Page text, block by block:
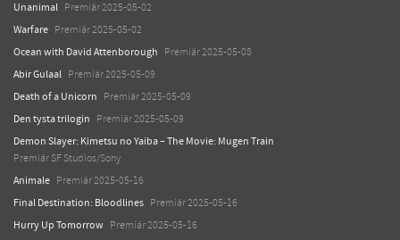
Unanimal Premiär 2025-05-02
Warfare Premiär 2025-05-02
Ocean with David Attenborough Premiär 2025-05-08
Abir Gulaal Premiär 2025-05-09
Death of a Unicorn Premiär 2025-05-09
Den tysta trilogin Premiär 2025-05-09
Demon Slayer: Kimetsu no Yaiba – The Movie: Mugen Train
Premiär SF Studios/Sony
Animale Premiär 2025-05-16
Final Destination: Bloodlines Premiär 2025-05-16
Hurry Up Tomorrow Premiär 2025-05-16